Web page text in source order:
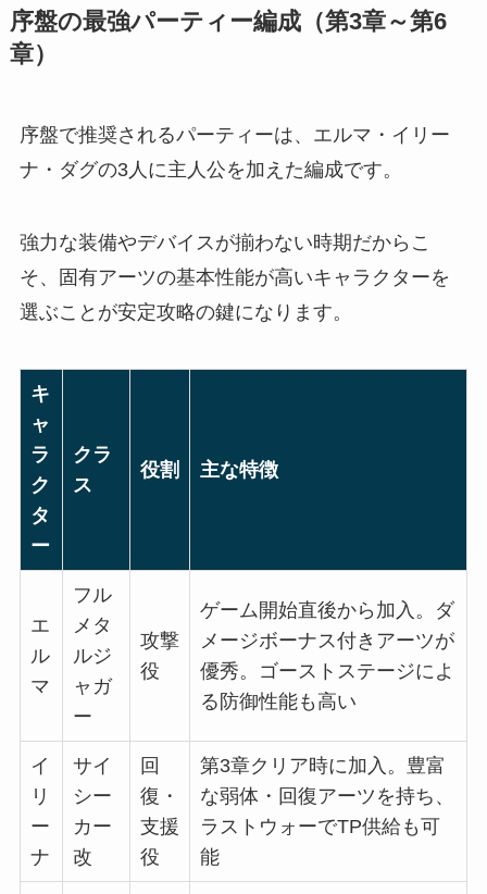
序盤の最強パーティー編成（第3章～第6
章）
序盤で推奨されるパーティーは、エルマ・イリー
ナ・ダグの3人に主人公を加えた編成です。
強力な装備やデバイスが揃わない時期だからこ
そ、固有アーツの基本性能が高いキャラクターを
選ぶことが安定攻略の鍵になります。
キ
ャ
ラ
ク
タ
ー
クラ
ス
役割 主な特徴
エ
ル
マ
フル
メタ
ルジ
ャガ
ー
攻撃
役
ゲーム開始直後から加入。ダ
メージボーナス付きアーツが
優秀。ゴーストステージによ
る防御性能も高い
イ
リ
ー
ナ
サイ
シー
カー
改
回
復・
支援
役
第3章クリア時に加入。豊富
な弱体・回復アーツを持ち、
ラストウォーでTP供給も可
能